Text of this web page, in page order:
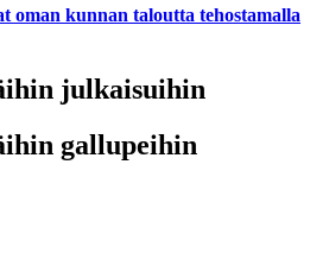
oman kunnan taloutta tehostamalla
julkaisuihin
gallupeihin